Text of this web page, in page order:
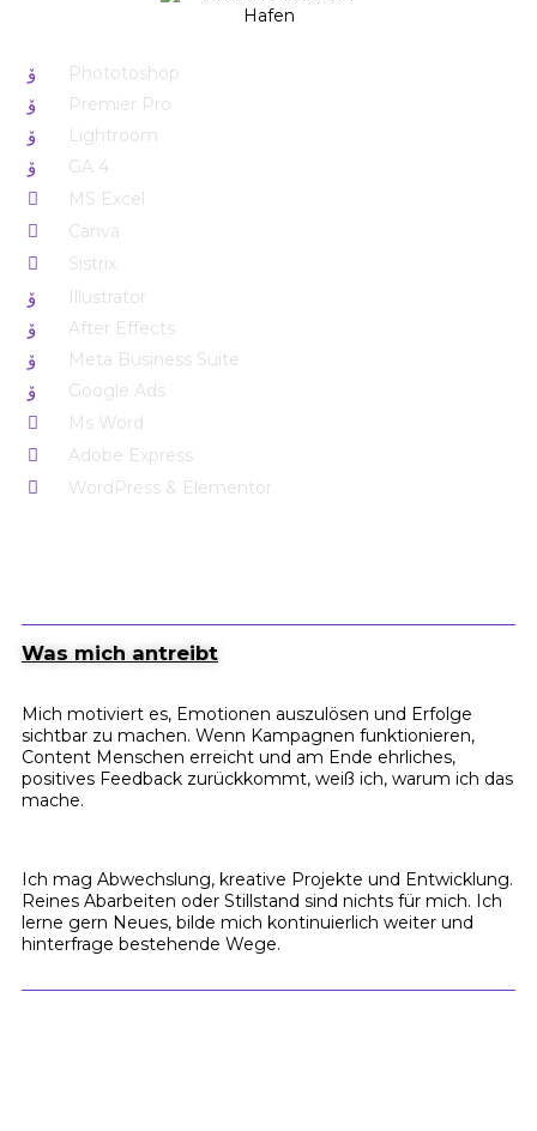
Phototoshop
Premier Pro
Lightroom
GA 4
MS Excel
Canva
Sistrix
Illustrator
After Effects
Meta Business Suite
Google Ads
Ms Word
Adobe Express
WordPress & Elementor
Was mich antreibt
Mich motiviert es, Emotionen auszulösen und Erfolge
sichtbar zu machen. Wenn Kampagnen funktionieren,
Content Menschen erreicht und am Ende ehrliches,
positives Feedback zurückkommt, weiß ich, warum ich das
mache.
Ich mag Abwechslung, kreative Projekte und Entwicklung.
Reines Abarbeiten oder Stillstand sind nichts für mich. Ich
lerne gern Neues, bilde mich kontinuierlich weiter und
hinterfrage bestehende Wege.